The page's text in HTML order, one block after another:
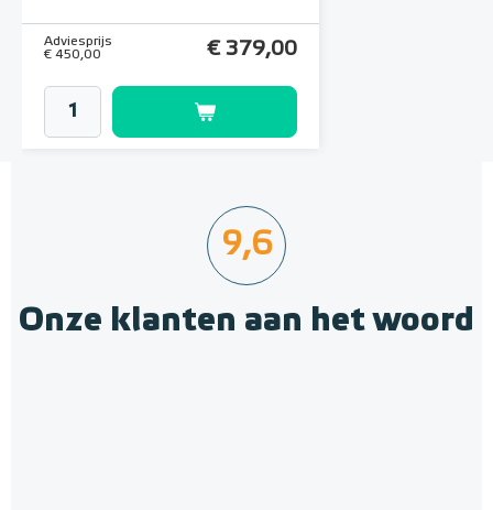
Adviesprijs
€ 450,00
€ 379,00
9,6
Onze klanten aan het woord